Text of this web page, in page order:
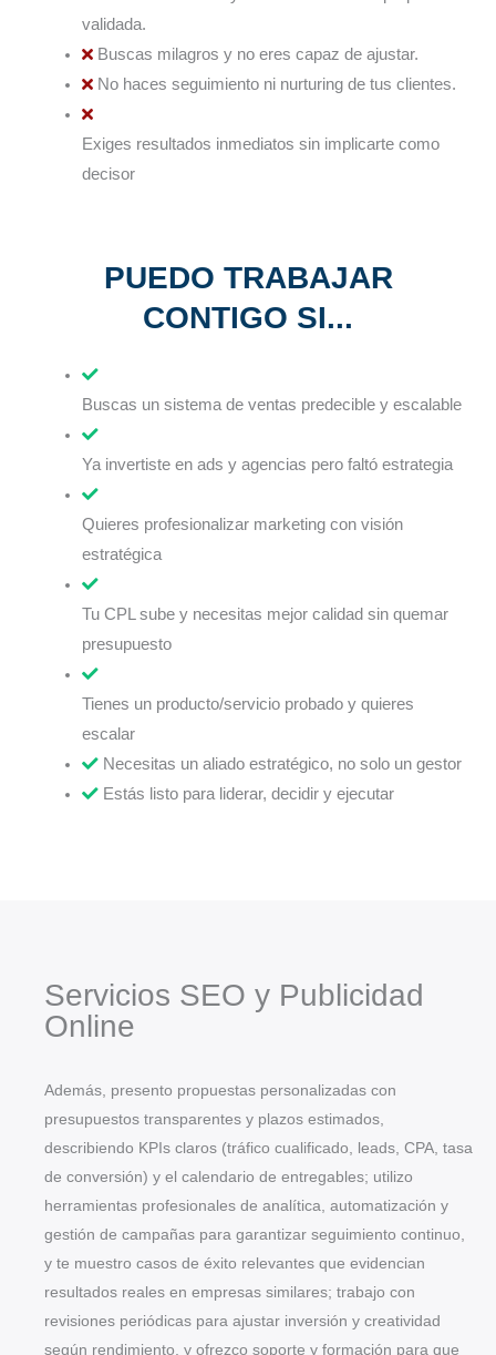
validada.
Buscas milagros y no eres capaz de ajustar.
No haces seguimiento ni nurturing de tus clientes.
Exiges resultados inmediatos sin implicarte como
decisor
PUEDO TRABAJAR
CONTIGO SI...
Buscas un sistema de ventas predecible y escalable
Ya invertiste en ads y agencias pero faltó estrategia
Quieres profesionalizar marketing con visión
estratégica
Tu CPL sube y necesitas mejor calidad sin quemar
presupuesto
Tienes un producto/servicio probado y quieres
escalar
Necesitas un aliado estratégico, no solo un gestor
Estás listo para liderar, decidir y ejecutar
Servicios SEO y Publicidad
Online
Además, presento propuestas personalizadas con
presupuestos transparentes y plazos estimados,
describiendo KPIs claros (tráfico cualificado, leads, CPA, tasa
de conversión) y el calendario de entregables; utilizo
herramientas profesionales de analítica, automatización y
gestión de campañas para garantizar seguimiento continuo,
y te muestro casos de éxito relevantes que evidencian
resultados reales en empresas similares; trabajo con
revisiones periódicas para ajustar inversión y creatividad
según rendimiento, y ofrezco soporte y formación para que